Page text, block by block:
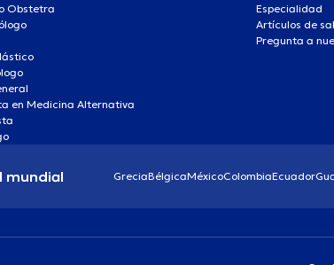
Obstetra
en Medicina Alternativa
Especialidad
Artículos de
Pregunta a
mundial GreciaBélgicaMéxicoColombiaEcuador